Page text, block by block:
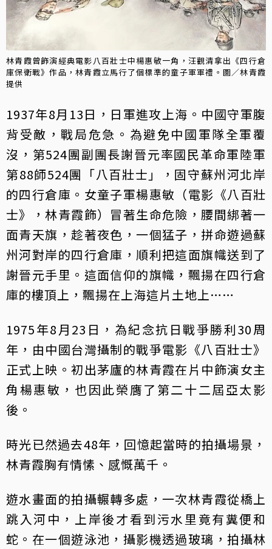
林青霞曾飾演經典電影八百壯士中楊惠敏一角，汪觀清拿出《四行倉
庫保衛戰》作品，林青霞立馬行了個標準的童子軍軍禮。圖／林青霞
提供
1937年8月13日，日軍進攻上海。中國守軍腹
背受敵，戰局危急。為避免中國軍隊全軍覆
沒，第524團副團長謝晉元率國民革命軍陸軍
第88師524團「八百壯士」，固守蘇州河北岸
的四行倉庫。女童子軍楊惠敏（電影《八百壯
士》，林青霞飾）冒著生命危險，腰間綁著一
面青天旗，趁著夜色，一個猛子，拼命遊過蘇
州河對岸的四行倉庫，順利把這面旗幟送到了
謝晉元手里。這面信仰的旗幟，飄揚在四行倉
庫的樓頂上，飄揚在上海這片土地上……
1975年8月23日，為紀念抗日戰爭勝利30周
年，由中國台灣攝制的戰爭電影《八百壯士》
正式上映。初出茅廬的林青霞在片中飾演女主
角楊惠敏，也因此榮膺了第二十二屆亞太影
後。
時光已然過去48年，回憶起當時的拍攝場景，
林青霞胸有情愫、感慨萬千。
遊水畫面的拍攝輾轉多處，一次林青霞從橋上
跳入河中，上岸後才看到污水里竟有糞便和
蛇。在一個遊泳池，攝影機透過玻璃，拍攝林